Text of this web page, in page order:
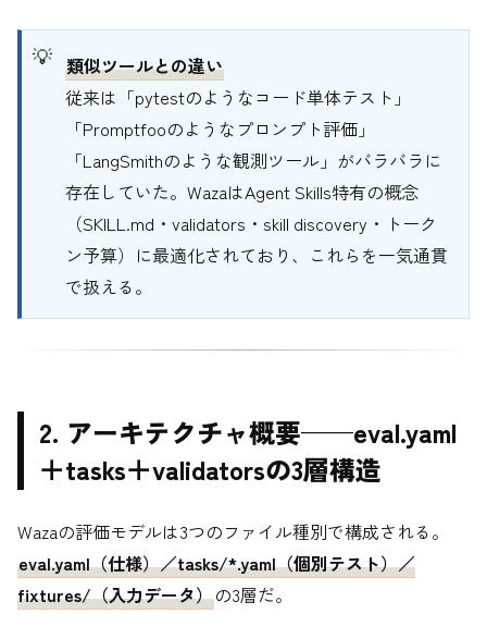
類似ツールとの違い
従来は「pytestのようなコード単体テスト」
「Promptfooのようなプロンプト評価」
「LangSmithのような観測ツール」がバラバラに
存在していた。WazaはAgent Skills特有の概念
（SKILL.md・validators・skill discovery・トーク
ン予算）に最適化されており、これらを一気通貫
で扱える。
2. アーキテクチャ概要——eval.yaml
＋tasks＋validatorsの3層構造
Wazaの評価モデルは3つのファイル種別で構成される。
eval.yaml（仕様）／tasks/*.yaml（個別テスト）／
fixtures/（入力データ）の3層だ。